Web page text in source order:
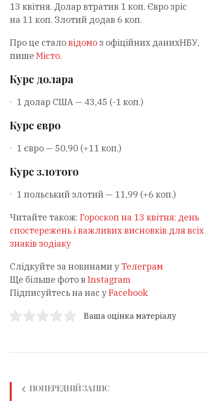
13 квітня. Долар втратив 1 коп. Євро зріс
на 11 коп. Злотий додав 6 коп.
Про це сталовідомо з офіційних данихНБУ,
пише Місто.
Курс долара
1 долар США — 43,45 (-1 коп.)
Курс євро
1 євро — 50,90 (+11 коп.)
Курс злотого
1 польський злотий — 11,99 (+6 коп.)
Читайте також: Гороскоп на 13 квітня: день
спостережень і важливих висновків для всіх
знаків зодіаку
Слідкуйте за новинами у Телеграм
Ще більше фото в Instagram
Підписуйтесь на нас уFacebook
Ваша оцінка матеріалу
ПОПЕРЕДНІЙ ЗАПИС